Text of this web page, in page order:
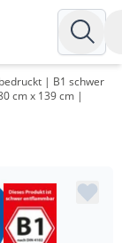
| B1 schwer
cm x 139 cm |